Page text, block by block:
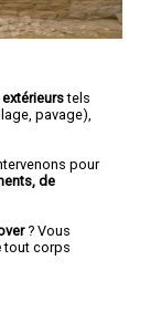
tels
pavage),
pour
de
? Vous
tout corps